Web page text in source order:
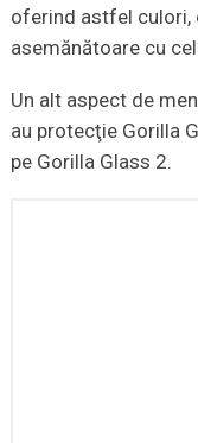
oferind astfel
asemănătoare cu
Un alt aspect de
au protecţie Gorilla
pe Gorilla Glass 2.